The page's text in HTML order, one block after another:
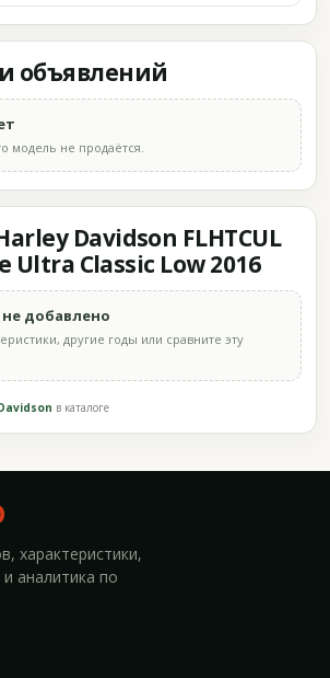
объявлений
модель не продаётся.
Davidson FLHTCUL
Ultra Classic Low 2016
добавлено
другие годы или сравните эту
в каталоге
характеристики,
аналитика по